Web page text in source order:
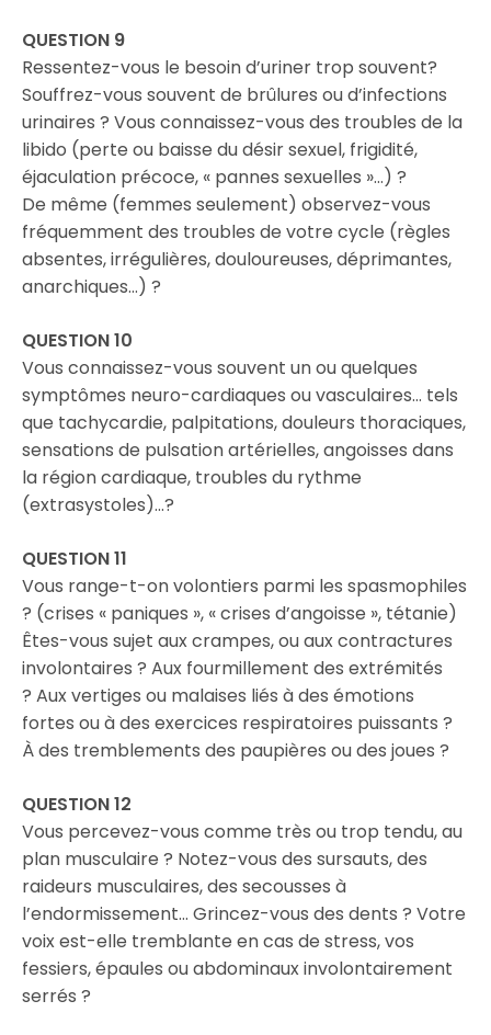
QUESTION 9
Ressentez-vous le besoin d’uriner trop souvent?
Souffrez-vous souvent de brûlures ou d’infections
urinaires ? Vous connaissez-vous des troubles de la
libido (perte ou baisse du désir sexuel, frigidité,
éjaculation précoce, « pannes sexuelles »…) ?
De même (femmes seulement) observez-vous
fréquemment des troubles de votre cycle (règles
absentes, irrégulières, douloureuses, déprimantes,
anarchiques…) ?
QUESTION 10
Vous connaissez-vous souvent un ou quelques
symptômes neuro-cardiaques ou vasculaires… tels
que tachycardie, palpitations, douleurs thoraciques,
sensations de pulsation artérielles, angoisses dans
la région cardiaque, troubles du rythme
(extrasystoles)…?
QUESTION 11
Vous range-t-on volontiers parmi les spasmophiles
? (crises « paniques », « crises d’angoisse », tétanie)
Êtes-vous sujet aux crampes, ou aux contractures
involontaires ? Aux fourmillement des extrémités
? Aux vertiges ou malaises liés à des émotions
fortes ou à des exercices respiratoires puissants ?
À des tremblements des paupières ou des joues ?
QUESTION 12
Vous percevez-vous comme très ou trop tendu, au
plan musculaire ? Notez-vous des sursauts, des
raideurs musculaires, des secousses à
l’endormissement… Grincez-vous des dents ? Votre
voix est-elle tremblante en cas de stress, vos
fessiers, épaules ou abdominaux involontairement
serrés ?